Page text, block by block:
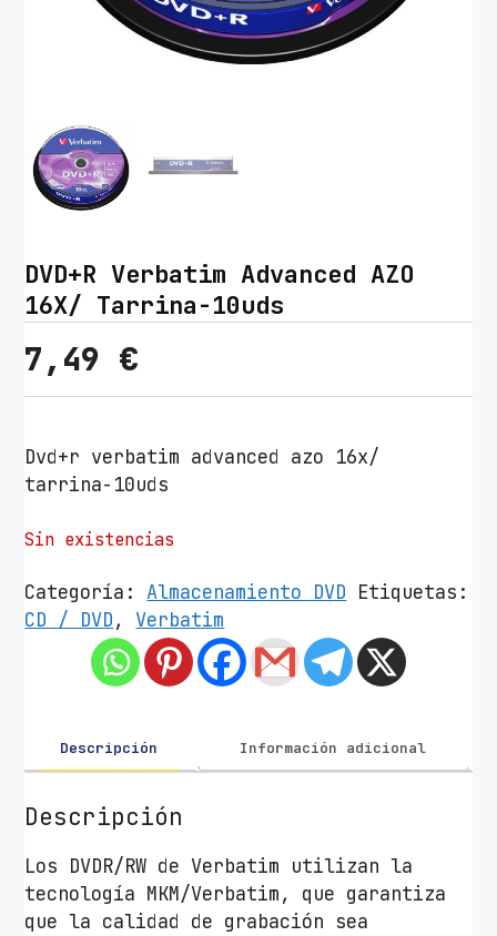
DVD+R Verbatim Advanced AZO
16X/ Tarrina-10uds
7,49 €
Dvd+r verbatim advanced azo 16x/
tarrina-10uds
Sin existencias
Categoría: Almacenamiento DVD Etiquetas:
CD / DVD, Verbatim
Descripción Información adicional
Descripción
Los DVDR/RW de Verbatim utilizan la
tecnología MKM/Verbatim, que garantiza
que la calidad de grabación sea